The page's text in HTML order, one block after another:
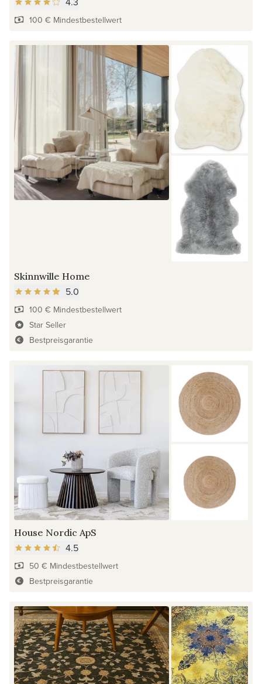
100 € Mindestbestellwert
Skinnwille Home
5.0
100 € Mindestbestellwert
Star Seller
Bestpreisgarantie
House Nordic ApS
4.5
50 € Mindestbestellwert
Bestpreisgarantie